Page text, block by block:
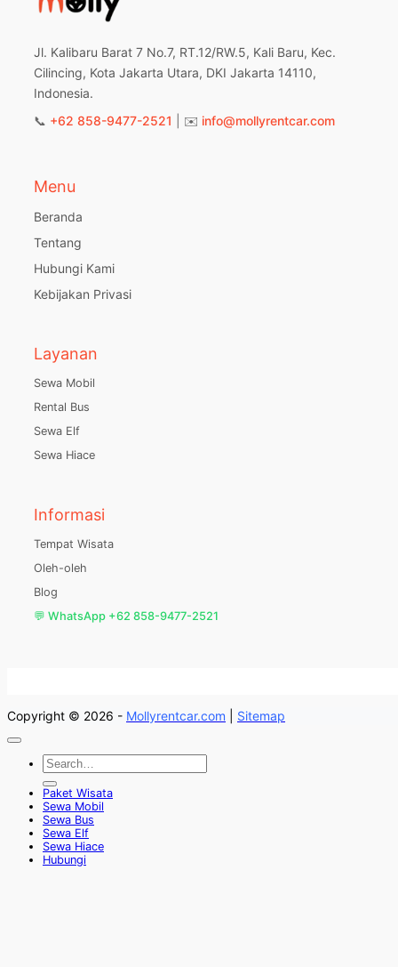
Jl. Kalibaru Barat 7 No.7, RT.12/RW.5, Kali Baru, Kec.
Cilincing, Kota Jakarta Utara, DKI Jakarta 14110,
Indonesia.
📞 +62 858-9477-2521 | ✉️ info@mollyrentcar.com
Menu
Beranda
Tentang
Hubungi Kami
Kebijakan Privasi
Layanan
Sewa Mobil
Rental Bus
Sewa Elf
Sewa Hiace
Informasi
Tempat Wisata
Oleh-oleh
Blog
💬 WhatsApp +62 858-9477-2521
Copyright © 2026 - Mollyrentcar.com Sitemap
Paket Wisata
Sewa Mobil
Sewa Bus
Sewa Elf
Sewa Hiace
Hubungi